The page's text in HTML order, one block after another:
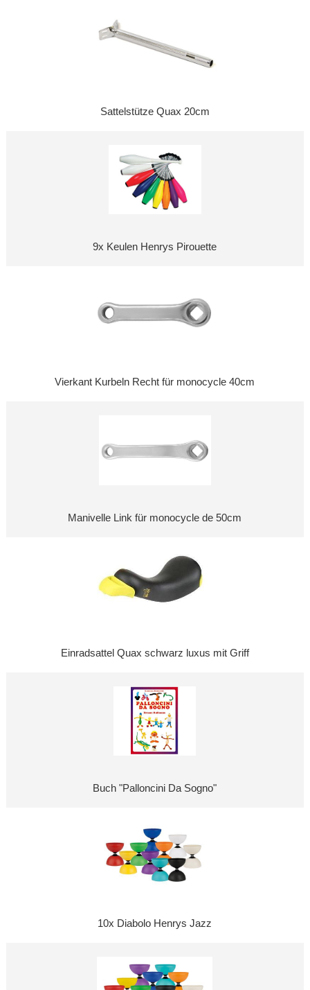
Sattelstütze Quax 20cm
9x Keulen Henrys Pirouette
Vierkant Kurbeln Recht für monocycle 40cm
Manivelle Link für monocycle de 50cm
Einradsattel Quax schwarz luxus mit Griff
Buch "Palloncini Da Sogno"
10x Diabolo Henrys Jazz